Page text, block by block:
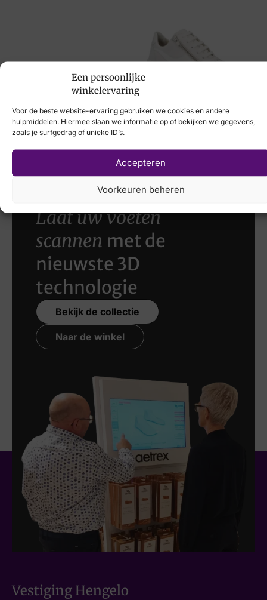
Een persoonlijke
winkelervaring
Voor de beste website-ervaring gebruiken we cookies en andere
hulpmiddelen. Hiermee slaan we informatie op of bekijken we gegevens,
zoals je surfgedrag of unieke ID’s.
Accepteren
Voorkeuren beheren
Artikelnummer
Remonte
89,95
Solidus
Laat uw voeten
scannen met de
nieuwste 3D
technologie
Bekijk de collectie
Naar de winkel
Vestiging Hengelo